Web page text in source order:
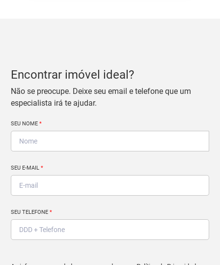
Encontrar imóvel ideal?
Não se preocupe. Deixe seu email e telefone que um
especialista irá te ajudar.
SEU NOME*
SEU E-MAIL*
SEU TELEFONE*